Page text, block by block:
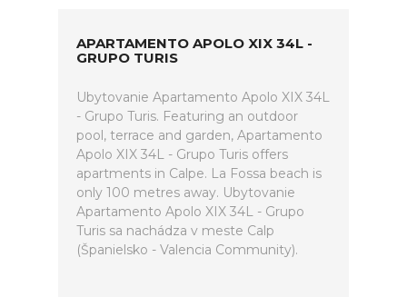
APARTAMENTO APOLO XIX 34L -
GRUPO TURIS
Ubytovanie Apartamento Apolo XIX 34L
- Grupo Turis. Featuring an outdoor
pool, terrace and garden, Apartamento
Apolo XIX 34L - Grupo Turis offers
apartments in Calpe. La Fossa beach is
only 100 metres away. Ubytovanie
Apartamento Apolo XIX 34L - Grupo
Turis sa nachádza v meste Calp
(Španielsko - Valencia Community).